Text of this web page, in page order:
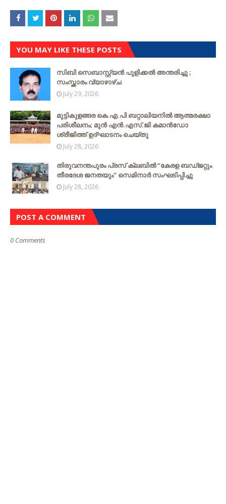
YOU MAY LIKE THESE POSTS
സിബി സെബാസ്റ്റ്യന്‍ പുളിക്കല്‍ അന്തരിച്ചു ;
സംസ്ക്കാരം വ്യാഴാഴ്ച
July 29, 2026
മുട്ടികുളങ്ങര കെ.എ.പി ബറ്റാലിയനിൽ ആത്മരക്ഷാ
പരിശീലനം; മുൻ എൻ.എസ്.ജി കമാൻഡോ
ശ്രീജിത്ത് ഉദ്ഘാടനം ചെയ്തു
July 28, 2026
തിരുവനന്തപുരം പ്രസ് ക്ലബിൽ “കേരള ബഡ്ജറ്റും
തീരദേശ ജനതയും” സെമിനാർ സംഘടിപ്പിച്ചു
July 28, 2026
POST A COMMENT
0 Comments